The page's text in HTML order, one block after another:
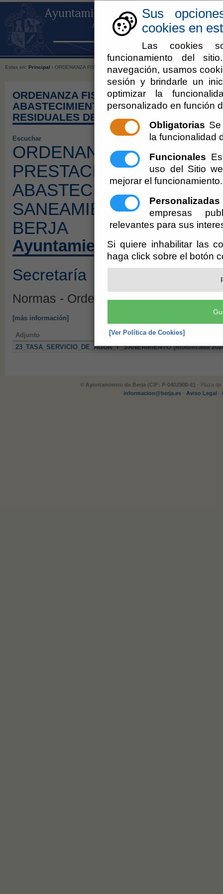
Sus
cookies en
Las cookies
funcionamiento del
navegación, usamos
sesión y brindarle un
optimizar la
personalizado en función
Obligatorias
la funcionalidad
Funcionales
uso del Sitio
mejorar el funcionamiento.
Personalizadas
empresas
relevantes para sus
Si quiere inhabilitar las
haga click sobre el botón
[Ver Política de Cookies]
Estas en: Principal › ORDENANZA FISCAL Nº 23: TASA POR PRESTACION DEL
ORDENANZA FISCAL Nº 23: TASA POR
ABASTECIMIENTO DE AGUA POTABLE
RESIDUALES DE BERJA
Escuchar
ORDENANZA FISCAL Nº
PRESTACION DEL
ABASTECIMIENTO DE
SANEAMIENTO DE
BERJA
Ayuntamiento de Berja
Secretaría
Normas - Ordenanzas - Impuestos,
[más información]
Adjunto
23_TASA_SERVICIO_DE_AGUA_Y_SANEAMIENTO (modificada
© Ayuntamiento de Berja (CIF: P-0402900-E) - Plaza
informacion@berja.es - Aviso Legal -